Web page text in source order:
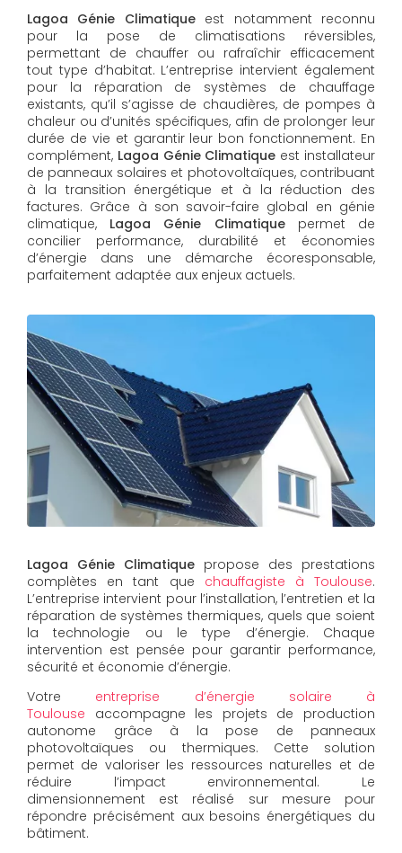
Lagoa Génie Climatiqueest notamment reconnu
pour la pose de climatisations réversibles,
permettant de chauffer ou rafraîchir efficacement
tout type d’habitat. L’entreprise intervient également
pour la réparation de systèmes de chauffage
existants, qu’il s’agisse de chaudières, de pompes à
chaleur ou d’unités spécifiques, afin de prolonger leur
durée de vie et garantir leur bon fonctionnement. En
complément, Lagoa Génie Climatique est installateur
de panneaux solaires et photovoltaïques, contribuant
à la transition énergétique et à la réduction des
factures. Grâce à son savoir-faire global en génie
climatique, Lagoa Génie Climatiquepermet de
concilier performance, durabilité et économies
d’énergie dans une démarche écoresponsable,
parfaitement adaptée aux enjeux actuels.
Lagoa Génie Climatique propose des prestations
complètes en tant que chauffagiste à Toulouse.
L’entreprise intervient pour l’installation, l’entretien et la
réparation de systèmes thermiques, quels que soient
la technologie ou le type d’énergie. Chaque
intervention est pensée pour garantir performance,
sécurité et économie d’énergie.
Votre entreprise d’énergie solaire à
Toulouse accompagne les projets de production
autonome grâce à la pose de panneaux
photovoltaïques ou thermiques. Cette solution
permet de valoriser les ressources naturelles et de
réduire l’impact environnemental. Le
dimensionnement est réalisé sur mesure pour
répondre précisément aux besoins énergétiques du
bâtiment.